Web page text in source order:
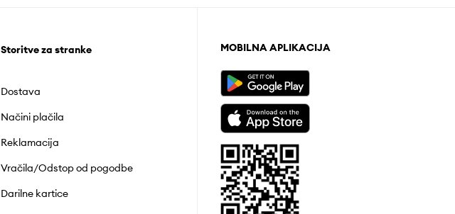
Storitve za stranke
Dostava
Načini plačila
Reklamacija
Vračila/Odstop od pogodbe
Darilne kartice
MOBILNA APLIKACIJA